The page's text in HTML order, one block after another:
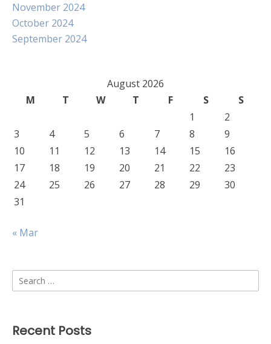
November 2024
October 2024
September 2024
August 2026
M
T W T F S
S
1
2
3
4 5 6 7 8
9
10
11 12 13 14 15
16
17
18 19 20 21 22
23
24
25 26 27 28 29
30
31
« Mar
Search
for:
Recent Posts